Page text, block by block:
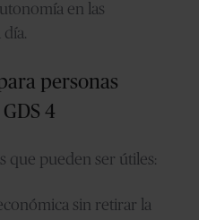
en las
día.
personas
4
que pueden ser útiles:
sin retirar la